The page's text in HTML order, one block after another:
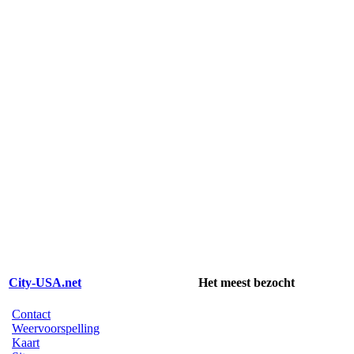
City-USA.net Het meest bezocht
Contact
Weervoorspelling
Kaart